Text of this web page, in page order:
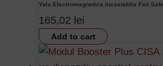
Yala Electromagnetica Incastabila Fail
165,02 lei
Add to cart